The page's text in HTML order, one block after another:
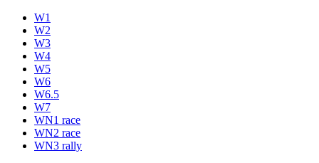
W1
W2
W3
W4
W5
W6
W6.5
W7
WN1 race
WN2 race
WN3 rally